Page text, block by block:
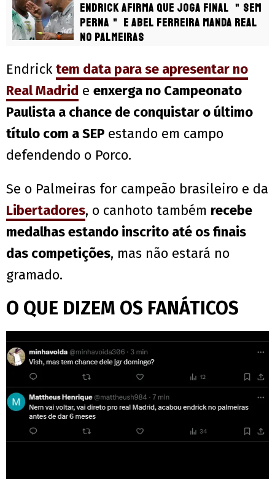
Endrick afirma que joga final ＂sem
perna＂ e Abel Ferreira manda real
no Palmeiras
Endrick tem data para se apresentar no
Real Madrid e enxerga no Campeonato
Paulista a chance de conquistar o último
título com a SEP estando em campo
defendendo o Porco.
Se o Palmeiras for campeão brasileiro e da
Libertadores, o canhoto também recebe
medalhas estando inscrito até os finais
das competições, mas não estará no
gramado.
O QUE DIZEM OS FANÁTICOS